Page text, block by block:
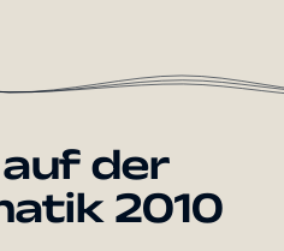
der
2010